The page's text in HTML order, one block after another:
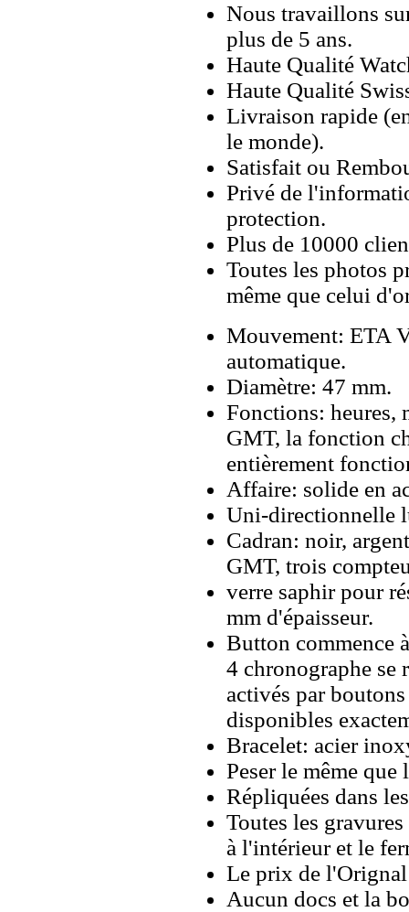
Nous travaillons
plus de 5 ans.
Haute Qualité
Haute Qualité
Livraison rapide
le monde).
Satisfait ou
Privé de
protection.
Plus de 10000
Toutes les photos
même que celui
Mouvement: ETA
automatique.
Diamètre: 47 mm.
Fonctions: heures,
GMT, la fonction
entièrement
Affaire: solide en
Uni-directionnelle
Cadran: noir,
GMT, trois
verre saphir pour
mm d'épaisseur.
Button commence
4 chronographe se
activés par
disponibles
Bracelet: acier
Peser le même
Répliquées dans
Toutes les
à l'intérieur et le
Le prix de
Aucun docs et la